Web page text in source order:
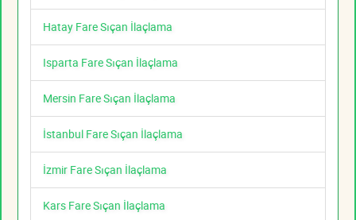
Hatay Fare Sıçan İlaçlama
Isparta Fare Sıçan İlaçlama
Mersin Fare Sıçan İlaçlama
İstanbul Fare Sıçan İlaçlama
İzmir Fare Sıçan İlaçlama
Kars Fare Sıçan İlaçlama